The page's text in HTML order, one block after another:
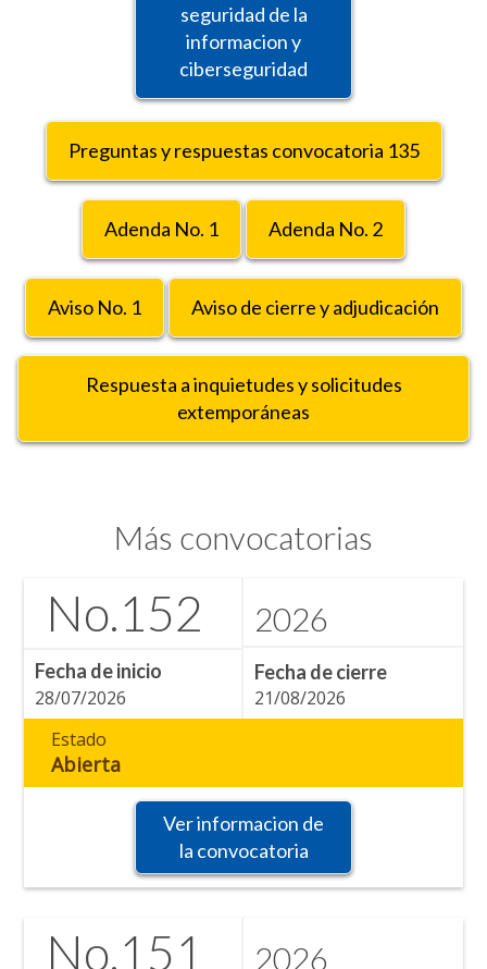
seguridad de la
informacion y
ciberseguridad
Preguntas y respuestas convocatoria 135
Adenda No. 1 Adenda No. 2
Aviso No. 1 Aviso de cierre y adjudicación
Respuesta a inquietudes y solicitudes
extemporáneas
Más convocatorias
No.152 2026
Fecha de inicio
28/07/2026
Fecha de cierre
21/08/2026
Estado
Abierta
Ver informacion de
la convocatoria
No.151 2026